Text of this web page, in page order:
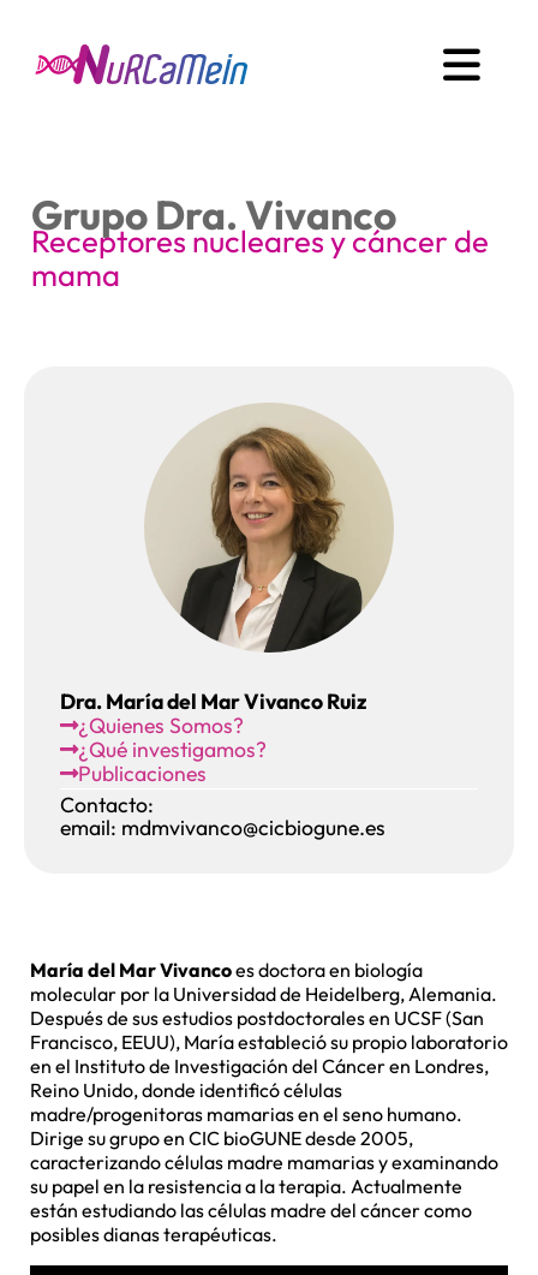
Grupo Dra. Vivanco
Receptores nucleares y cáncer de
mama
Dra. María del Mar Vivanco Ruiz
¿Quienes Somos?
¿Qué investigamos?
Publicaciones
Contacto:
email: mdmvivanco@cicbiogune.es
María del Mar Vivancoes doctora en biología
molecular por la Universidad de Heidelberg, Alemania.
Después de sus estudios postdoctorales en UCSF (San
Francisco, EEUU), María estableció su propio laboratorio
en el Instituto de Investigación del Cáncer en Londres,
Reino Unido, donde identificó células
madre/progenitoras mamarias en el seno humano.
Dirige su grupo en CIC bioGUNE desde 2005,
caracterizando células madre mamarias y examinando
su papel en la resistencia a la terapia. Actualmente
están estudiando las células madre del cáncer como
posibles dianas terapéuticas.